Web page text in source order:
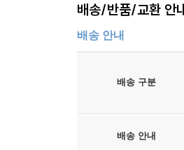
『타일랜드』
“자야겠다. 아무튼 자
그리고 꿈이 찾아오기
의사인 사쓰키는 갑
휴양하기로 한다. 운
배송/반품/교환 안
배송 안내
배송 구분
배송 안내